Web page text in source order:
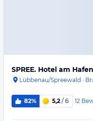
SPREE. Hotel am Hafen
Lübbenau/Spreewald ·
82% 5,2 / 6 12